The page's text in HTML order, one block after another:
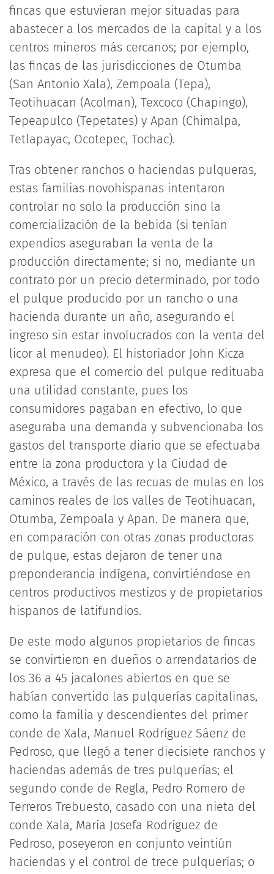
fincas que estuvieran mejor situadas para
abastecer a los mercados de la capital y a los
centros mineros más cercanos; por ejemplo,
las fincas de las jurisdicciones de Otumba
(San Antonio Xala), Zempoala (Tepa),
Teotihuacan (Acolman), Texcoco (Chapingo),
Tepeapulco (Tepetates) y Apan (Chimalpa,
Tetlapayac, Ocotepec, Tochac).
Tras obtener ranchos o haciendas pulqueras,
estas familias novohispanas intentaron
controlar no solo la producción sino la
comercialización de la bebida (si tenían
expendios aseguraban la venta de la
producción directamente; si no, mediante un
contrato por un precio determinado, por todo
el pulque producido por un rancho o una
hacienda durante un año, asegurando el
ingreso sin estar involucrados con la venta del
licor al menudeo). El historiador John Kicza
expresa que el comercio del pulque redituaba
una utilidad constante, pues los
consumidores pagaban en efectivo, lo que
aseguraba una demanda y subvencionaba los
gastos del transporte diario que se efectuaba
entre la zona productora y la Ciudad de
México, a través de las recuas de mulas en los
caminos reales de los valles de Teotihuacan,
Otumba, Zempoala y Apan. De manera que,
en comparación con otras zonas productoras
de pulque, estas dejaron de tener una
preponderancia indígena, convirtiéndose en
centros productivos mestizos y de propietarios
hispanos de latifundios.
De este modo algunos propietarios de fincas
se convirtieron en dueños o arrendatarios de
los 36 a 45 jacalones abiertos en que se
habían convertido las pulquerías capitalinas,
como la familia y descendientes del primer
conde de Xala, Manuel Rodríguez Sáenz de
Pedroso, que llegó a tener diecisiete ranchos y
haciendas además de tres pulquerías; el
segundo conde de Regla, Pedro Romero de
Terreros Trebuesto, casado con una nieta del
conde Xala, María Josefa Rodríguez de
Pedroso, poseyeron en conjunto veintiún
haciendas y el control de trece pulquerías; o